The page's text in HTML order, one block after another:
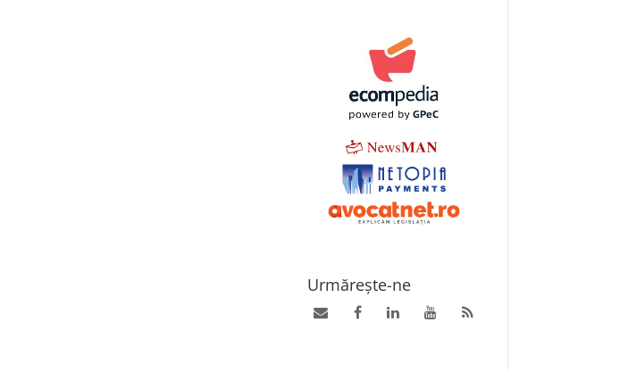
Urmărește-ne